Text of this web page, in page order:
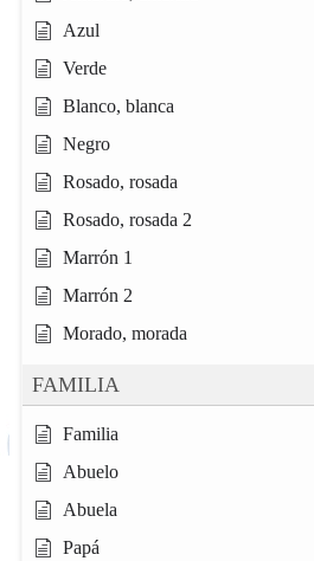
Azul
Verde
Blanco, blanca
Negro
Rosado, rosada
Rosado, rosada 2
Marrón 1
Marrón 2
Morado, morada
FAMILIA
Familia
Abuelo
Abuela
Papá